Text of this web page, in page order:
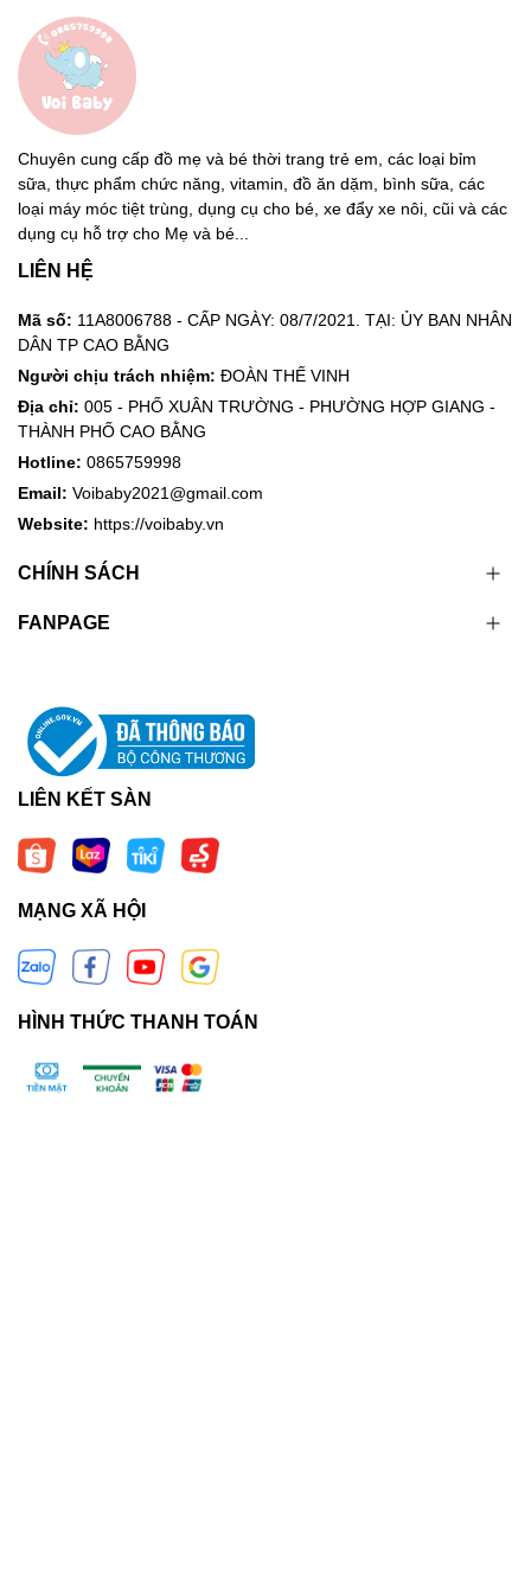
Chuyên cung cấp đồ mẹ và bé thời trang trẻ em, các loại bỉm
sữa, thực phẩm chức năng, vitamin, đồ ăn dặm, bình sữa, các
loại máy móc tiệt trùng, dụng cụ cho bé, xe đẩy xe nôi, cũi và các
dụng cụ hỗ trợ cho Mẹ và bé...
LIÊN HỆ
Mã số: 11A8006788 - CẤP NGÀY: 08/7/2021. TẠI: ỦY BAN NHÂN
DÂN TP CAO BẰNG
Người chịu trách nhiệm: ĐOÀN THẾ VINH
Địa chỉ: 005 - PHỐ XUÂN TRƯỜNG - PHƯỜNG HỢP GIANG -
THÀNH PHỐ CAO BẰNG
Hotline: 0865759998
Email: Voibaby2021@gmail.com
Website: https://voibaby.vn
CHÍNH SÁCH
FANPAGE
LIÊN KẾT SÀN
MẠNG XÃ HỘI
HÌNH THỨC THANH TOÁN